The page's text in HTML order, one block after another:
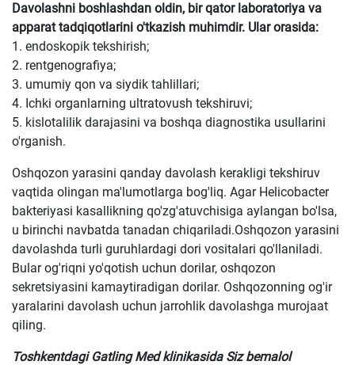
Davolashni boshlashdan oldin, bir qator laboratoriya va
apparat tadqiqotlarini o'tkazish muhimdir. Ular orasida:
1. endoskopik tekshirish;
2. rentgenografiya;
3. umumiy qon va siydik tahlillari;
4. Ichki organlarning ultratovush tekshiruvi;
5. kislotalilik darajasini va boshqa diagnostika usullarini
o'rganish.
Oshqozon yarasini qanday davolash kerakligi tekshiruv
vaqtida olingan ma'lumotlarga bog'liq. Agar Helicobacter
bakteriyasi kasallikning qo'zg'atuvchisiga aylangan bo'lsa,
u birinchi navbatda tanadan chiqariladi.Oshqozon yarasini
davolashda turli guruhlardagi dori vositalari qo'llaniladi.
Bular og'riqni yo'qotish uchun dorilar, oshqozon
sekretsiyasini kamaytiradigan dorilar. Oshqozonning og'ir
yaralarini davolash uchun jarrohlik davolashga murojaat
qiling.
Toshkentdagi Gatling Med klinikasida Siz bemalol